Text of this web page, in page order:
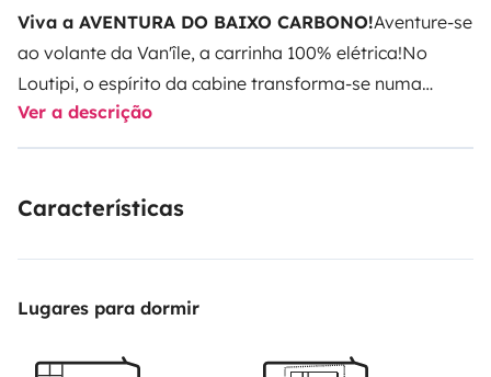
Viva a AVENTURA DO BAIXO CARBONO!Aventure-se
ao volante da Van'île, a carrinha 100% elétrica!No
Loutipi, o espírito da cabine transforma-se numa
carrinha para lhe oferecer um refúgio de liberdade. A
bordo do Van’île, um pequeno casulo móvel, será o
adotar um estilo de vida respeitoso.
incluído:
- Painel solar para energia sustentável
queimadores para preparar refeições deliciosas
Ver a descrição
Características
Lugares para dormir